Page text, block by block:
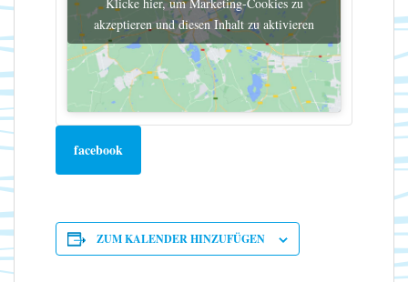
akzeptieren und diesen Inhalt zu aktivieren
facebook
ZUM KALENDER HINZUFÜGEN